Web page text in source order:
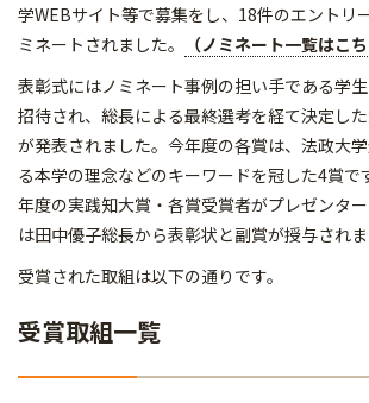
学WEBサイト等で募集をし、18件のエントリ
ミネートされました。
（ノミネート一覧はこち
表彰式にはノミネート事例の担い手である学
招待され、総長による最終選考を経て決定し
が発表されました。今年度の各賞は、法政大
る本学の理念などのキーワードを冠した4賞で
年度の実践知大賞・各賞受賞者がプレゼンタ
は田中優子総長から表彰状と副賞が授与されま
受賞された取組は以下の通りです。
受賞取組一覧